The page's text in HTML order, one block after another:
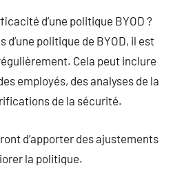
d’une politique BYOD ?
d’une politique de BYOD, il est
Cela peut inclure
employés, des analyses de la
de la sécurité.
d’apporter des ajustements
la politique.